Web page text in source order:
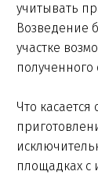
учитывать
Возведение
участке
полученного
Что
площадках с